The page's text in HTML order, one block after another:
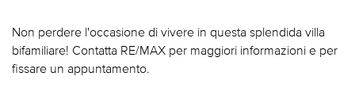
Non perdere l'occasione di vivere in questa splendida villa
bifamiliare! Contatta RE/MAX per maggiori informazioni e per
fissare un appuntamento.